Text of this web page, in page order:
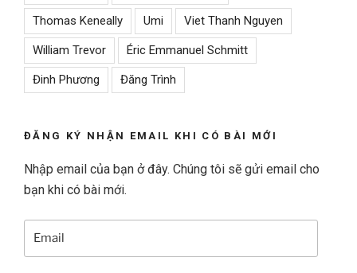
Thomas Keneally Umi Viet Thanh Nguyen
William Trevor Éric Emmanuel Schmitt
Đinh Phương Đăng Trình
ĐĂNG KÝ NHẬN EMAIL KHI CÓ BÀI MỚI
Nhập email của bạn ở đây. Chúng tôi sẽ gửi email cho
bạn khi có bài mới.
Email